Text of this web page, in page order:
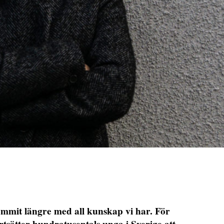
längre med all kunskap vi har. För